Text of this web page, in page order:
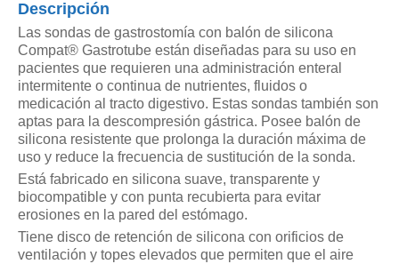
Descripción
Las sondas de gastrostomía con balón de silicona
Compat® Gastrotube están diseñadas para su uso en
pacientes que requieren una administración enteral
intermitente o continua de nutrientes, fluidos o
medicación al tracto digestivo. Estas sondas también son
aptas para la descompresión gástrica. Posee balón de
silicona resistente que prolonga la duración máxima de
uso y reduce la frecuencia de sustitución de la sonda.
Está fabricado en silicona suave, transparente y
biocompatible y con punta recubierta para evitar
erosiones en la pared del estómago.
Tiene disco de retención de silicona con orificios de
ventilación y topes elevados que permiten que el aire